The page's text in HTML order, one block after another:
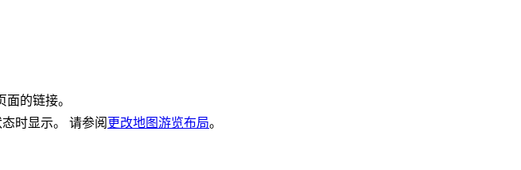
的链接。
时显示。 请参阅 更改地图游览布局。